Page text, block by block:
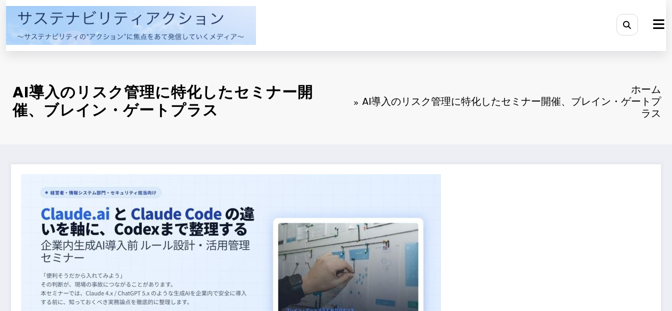
コ
ン
AI導入のリスク管理に特化したセミナー開
催、ブレイン・ゲートプラス
ホーム
AI導入のリスク管理に特化したセミナー開催、ブレイン・ゲートプ
ラス